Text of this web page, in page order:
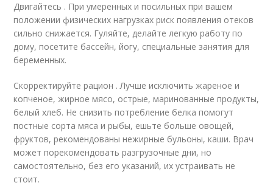
Двигайтесь . При умеренных и посильных при вашем
положении физических нагрузках риск появления отеков
сильно снижается. Гуляйте, делайте легкую работу по
дому, посетите бассейн, йогу, специальные занятия для
беременных.
Скорректируйте рацион . Лучше исключить жареное и
копченое, жирное мясо, острые, маринованные продукты,
белый хлеб. Не снизить потребление белка помогут
постные сорта мяса и рыбы, ешьте больше овощей,
фруктов, рекомендованы нежирные бульоны, каши. Врач
может порекомендовать разгрузочные дни, но
самостоятельно, без его указаний, их устраивать не
стоит.